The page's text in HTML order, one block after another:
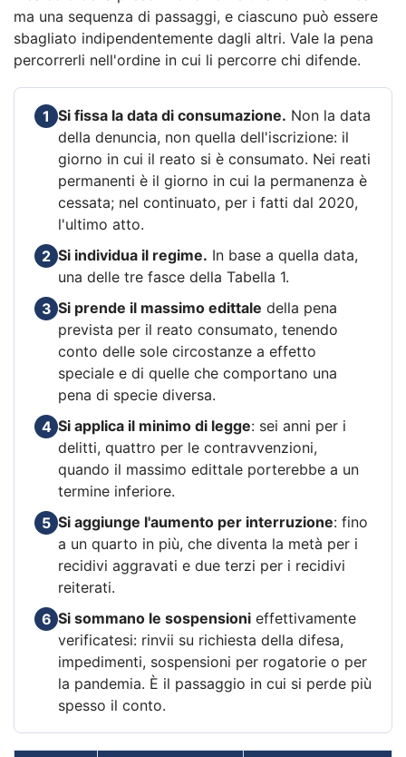
ma una sequenza di passaggi, e ciascuno può essere
sbagliato indipendentemente dagli altri. Vale la pena
percorrerli nell'ordine in cui li percorre chi difende.
1 Si fissa la data di consumazione. Non la data
della denuncia, non quella dell'iscrizione: il
giorno in cui il reato si è consumato. Nei reati
permanenti è il giorno in cui la permanenza è
cessata; nel continuato, per i fatti dal 2020,
l'ultimo atto.
2 Si individua il regime. In base a quella data,
una delle tre fasce della Tabella 1.
3 Si prende il massimo edittale della pena
prevista per il reato consumato, tenendo
conto delle sole circostanze a effetto
speciale e di quelle che comportano una
pena di specie diversa.
4 Si applica il minimo di legge: sei anni per i
delitti, quattro per le contravvenzioni,
quando il massimo edittale porterebbe a un
termine inferiore.
5 Si aggiunge l'aumento per interruzione: fino
a un quarto in più, che diventa la metà per i
recidivi aggravati e due terzi per i recidivi
reiterati.
6 Si sommano le sospensioni effettivamente
verificatesi: rinvii su richiesta della difesa,
impedimenti, sospensioni per rogatorie o per
la pandemia. È il passaggio in cui si perde più
spesso il conto.